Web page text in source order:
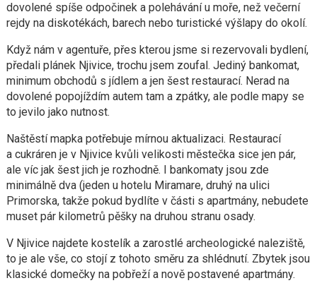
dovolené spíše odpočinek a polehávání u moře, než večerní
rejdy na diskotékách, barech nebo turistické výšlapy do okolí.
Když nám v agentuře, přes kterou jsme si rezervovali bydlení,
předali plánek Njivice, trochu jsem zoufal. Jediný bankomat,
minimum obchodů s jídlem a jen šest restaurací. Nerad na
dovolené popojíždím autem tam a zpátky, ale podle mapy se
to jevilo jako nutnost.
Naštěstí mapka potřebuje mírnou aktualizaci. Restaurací
a cukráren je v Njivice kvůli velikosti městečka sice jen pár,
ale víc jak šest jich je rozhodně. I bankomaty jsou zde
minimálně dva (jeden u hotelu Miramare, druhý na ulici
Primorska, takže pokud bydlíte v části s apartmány, nebudete
muset pár kilometrů pěšky na druhou stranu osady.
V Njivice najdete kostelík a zarostlé archeologické naleziště,
to je ale vše, co stojí z tohoto směru za shlédnutí. Zbytek jsou
klasické domečky na pobřeží a nově postavené apartmány.